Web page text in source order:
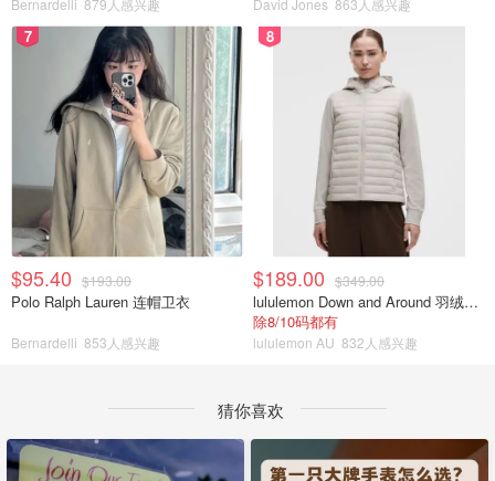
7
$95.40 $193.00
Polo Ralph Lauren 连帽卫衣
Bernardelli 853人感兴趣
8
$189.00 $349.00
lululemon Down and Around 羽绒夹克
除8/10码都有
lululemon AU 832人感兴趣
猜你喜欢